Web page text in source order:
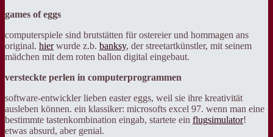
games of eggs
computerspiele sind brutstätten für ostereier und hommagen ans
original. hierwurde z.b. banksy, der streetartkünstler, mit seinem
mädchen mit dem roten ballon digital eingebaut.
versteckte perlen in computerprogrammen
software-entwickler lieben easter eggs, weil sie ihre kreativität
ausleben können. ein klassiker: microsofts excel 97. wenn man eine
bestimmte tastenkombination eingab, startete ein flugsimulator!
etwas absurd, aber genial.